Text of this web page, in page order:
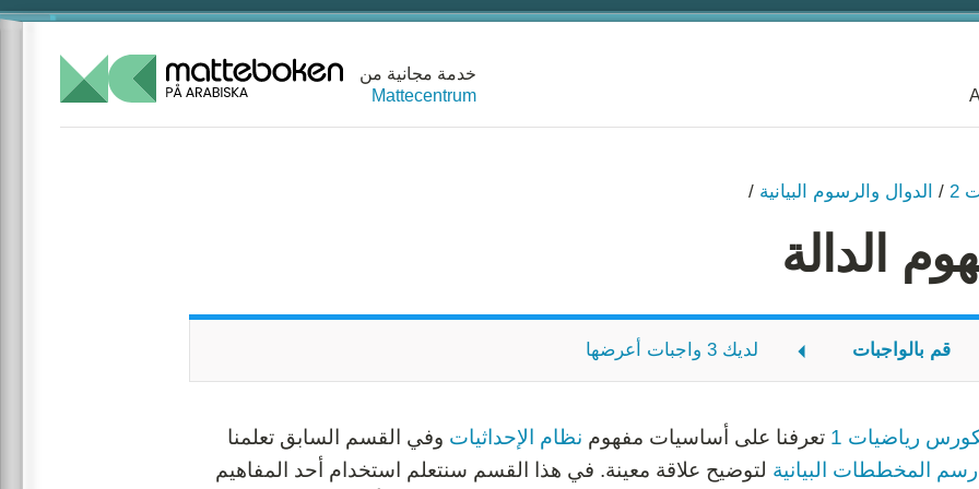
خدمة مجانية من
Mattecentrum
2
/ الدوال والرسوم البيانية /
الدالة
قم بالواجبات لديك 3 واجبات أعرضها
رياضيات 1 تعرفنا على أساسيات مفهوم نظام الإحداثيات وفي القسم السابق تعلمنا
رسم المخططات البيانية لتوضيح علاقة معينة. في هذا القسم سنتعلم استخدام أحد المفاهيم